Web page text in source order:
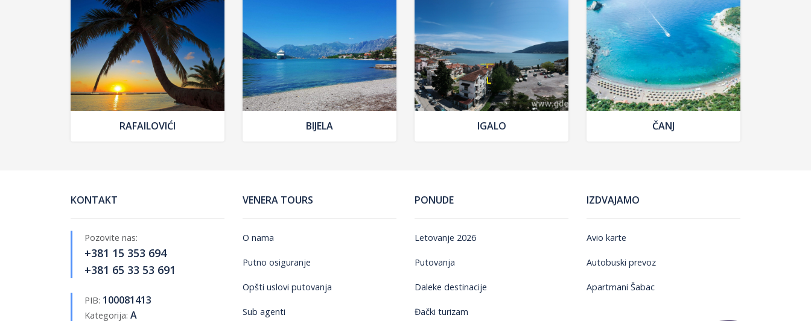
RAFAILOVIĆI BIJELA IGALO ČANJ
KONTAKT
Pozovite nas:
+381 15 353 694
+381 65 33 53 691
PIB: 100081413
Kategorija: A
VENERA TOURS
O nama
Putno osiguranje
Opšti uslovi putovanja
Sub agenti
PONUDE
Letovanje 2026
Putovanja
Daleke destinacije
Đački turizam
IZDVAJAMO
Avio karte
Autobuski prevoz
Apartmani Šabac